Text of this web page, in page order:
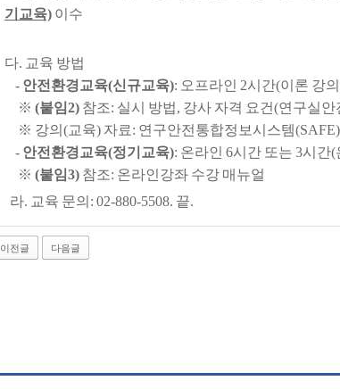
기교육) 이수
다. 교육 방법
- 안전환경교육(신규교육): 오프라인 2시간(이론 강
※ (붙임2) 참조: 실시 방법, 강사 자격 요건(연구실안
※ 강의(교육) 자료: 연구안전통합정보시스템
- 안전환경교육(정기교육): 온라인 6시간 또는 3시간
※ (붙임3) 참조: 온라인강좌 수강 매뉴얼
라. 교육 문의: 02-880-5508. 끝.
이전글 다음글